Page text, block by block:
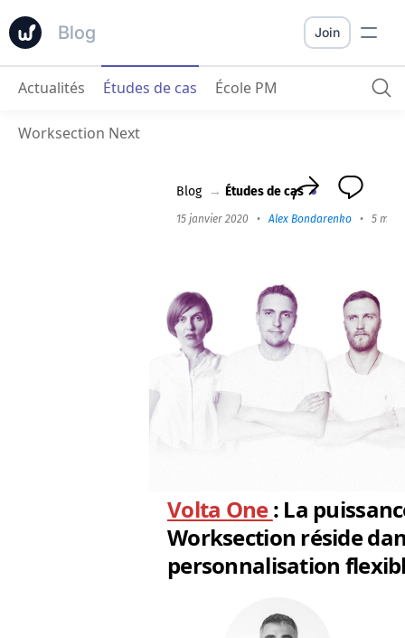
Blog
Volta One: La puissance de Worksection réside dans la personnalisation flexible.
Join
Actualités Études de cas École PM
Worksection Next
Blog → Études de cas
15 janvier 2020 •Alex Bondarenko • 5 min
Volta One: La
Worksection réside
personnalisation